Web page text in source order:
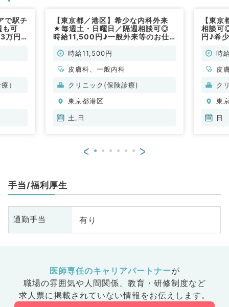
で駅チ
可
万円
）
【東京都／港区】希少な内科外来
★毎週土・日曜日／隔週相談可◎
時給11,500円♪一般外来等のお仕
般内科・⽪膚科／非常勤）
時給11,500円
皮膚科、一般内科
クリニック(保険診療)
東京都港区
土,日
【東
相談可
円♪希
科・時
皮
ク
東
日
< >
手当/福利厚生
通勤手当 有り
医師専任のキャリアパートナーが
職場の雰囲気や人間関係、 教育・研修制度など
求人票に掲載されていない情報をお伝えします。